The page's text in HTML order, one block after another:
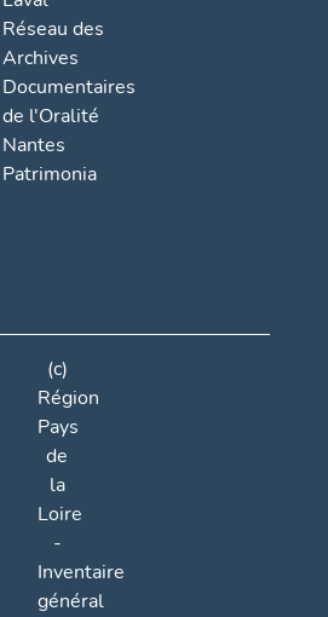
Réseau des
Archives
Documentaires
de l'Oralité
Nantes
Patrimonia
(c)
Région
Pays
de
la
Loire
-
Inventaire
général